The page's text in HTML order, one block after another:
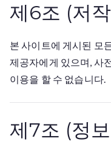
제6조 (저
본 사이트에 게시된 모
제공자에게 있으며, 사
이용을 할 수 없습니다.
제7조 (정